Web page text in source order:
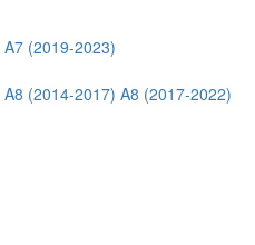
A7 (2019-2023)
A8 (2014-2017) A8 (2017-2022)